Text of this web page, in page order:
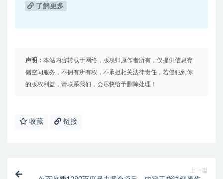
了解更多
声明： 本站内容转载于网络，版权归原作者所有，仅提供信息存
储空间服务，不拥有所有权，不承担相关法律责任，若侵犯到你
的版权利益，请联系我们，会尽快给予删除处理！
收藏 链接
上一篇